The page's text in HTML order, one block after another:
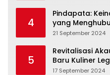
4
Pindapata:
yang
Spiritualitas
21 September 2024
5
Revitalisasi
Baru Kuliner
17 September 2024